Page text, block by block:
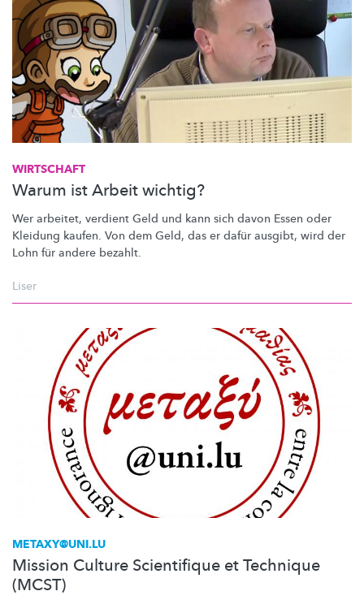
WIRTSCHAFT
Warum ist Arbeit wichtig?
Wer arbeitet, verdient Geld und kann sich davon Essen oder
Kleidung kaufen. Von dem Geld, das er dafür ausgibt, wird der
Lohn für andere bezahlt.
Liser
METAXY@UNI.LU
Mission Culture Scientifique et Technique
(MCST)